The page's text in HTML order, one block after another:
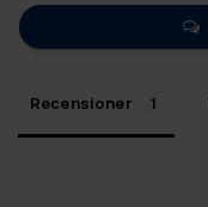
Recensioner